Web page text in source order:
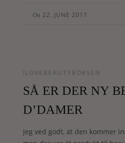
On 22. JUNE 2017
ILOVEBEAUTYBOKSEN
SÅ ER DER NY
D’DAMER
Jeg ved godt, at den kommer